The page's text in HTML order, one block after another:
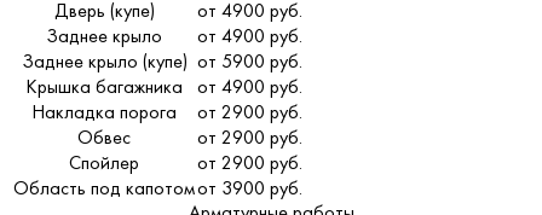
Дверь (купе)
от 4900 руб.
Заднее крыло
от 4900 руб.
Заднее крыло (купе) от 5900 руб.
Крышка багажника
от 4900 руб.
Накладка порога
от 2900 руб.
Обвес
от 2900 руб.
Спойлер
от 2900 руб.
Область под капотомот 3900 руб.